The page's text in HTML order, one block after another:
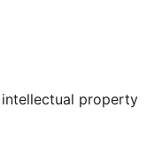
account
property